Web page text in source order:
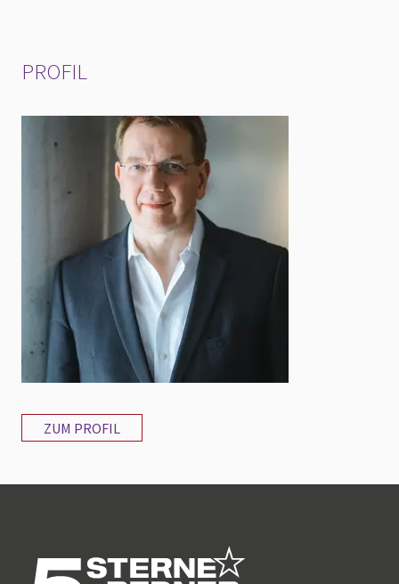
PROFIL
ZUM PROFIL